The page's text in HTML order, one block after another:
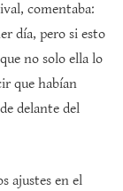
comentaba:
día, pero si esto
no solo ella lo
que habían
delante del
ajustes en el